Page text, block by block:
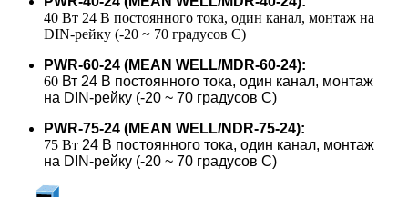
40 Вт 24 В постоянного тока, один канал, монтаж на
DIN-рейку (-20 ~ 70 градусов C)
PWR-60-24 (MEAN WELL/MDR-60-24):
60 Вт 24 В постоянного тока, один канал, монтаж
на DIN-рейку (-20 ~ 70 градусов C)
PWR-75-24 (MEAN WELL/NDR-75-24):
75 Вт 24 В постоянного тока, один канал, монтаж
на DIN-рейку (-20 ~ 70 градусов C)